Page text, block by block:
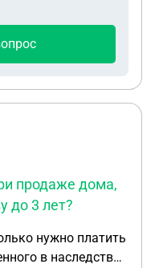
продаже дома,
до 3 лет?
в наследство